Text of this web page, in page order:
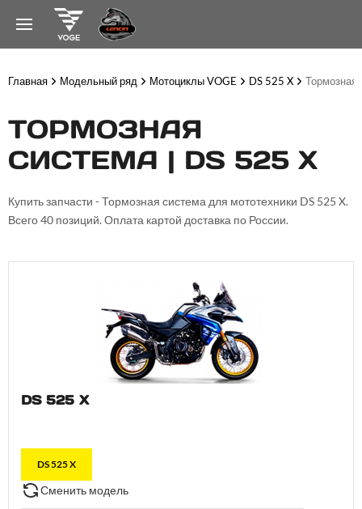
Главная Модельный ряд Мотоциклы VOGE DS 525 X Тормозная
ТОРМОЗНАЯ
СИСТЕМА | DS 525 X
Купить запчасти - Тормозная система для мототехники DS 525 X.
Всего 40 позиций. Оплата картой доставка по России.
DS 525 X
DS 525 X
Сменить модель